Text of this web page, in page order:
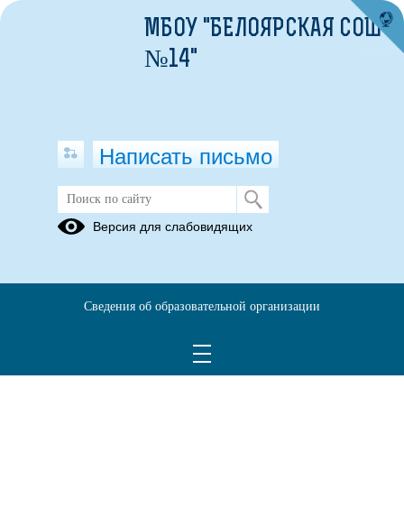
МБОУ "БЕЛОЯРСКАЯ СОШ
№14"
Написать письмо
Версия для слабовидящих
Сведения об образовательной организации